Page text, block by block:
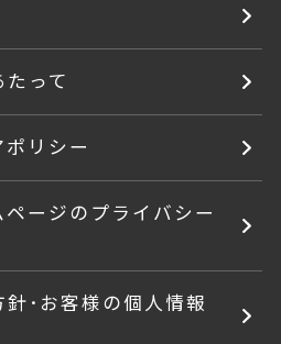
って
リシー
ージのプライバシー
･お客様の個人情報